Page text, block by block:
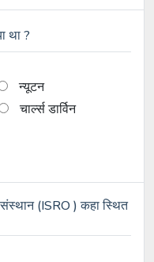
था ?
न्यूटन
चार्ल्स डार्विन
संस्थान (ISRO ) कहा स्थित